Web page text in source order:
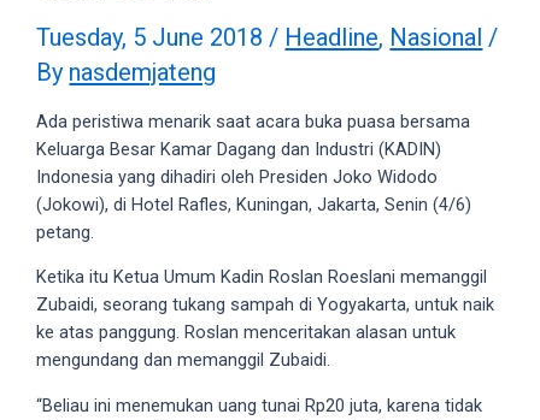
videos
several
different
formats.
18tube
Every
porn
video
you
Tuesday, 5 June 2018/ Headline, Nasional /
By nasdemjateng
Ada peristiwa menarik saat acara buka puasa bersama
Keluarga Besar Kamar Dagang dan Industri (KADIN)
Indonesia yang dihadiri oleh Presiden Joko Widodo
(Jokowi), di Hotel Rafles, Kuningan, Jakarta, Senin (4/6)
petang.
Ketika itu Ketua Umum Kadin Roslan Roeslani memanggil
Zubaidi, seorang tukang sampah di Yogyakarta, untuk naik
ke atas panggung. Roslan menceritakan alasan untuk
mengundang dan memanggil Zubaidi.
“Beliau ini menemukan uang tunai Rp20 juta, karena tidak